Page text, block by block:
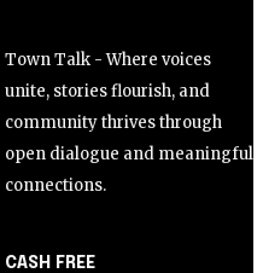
Town Talk - Where voices
unite, stories flourish, and
community thrives through
open dialogue and meaningful
connections.
CASH FREE